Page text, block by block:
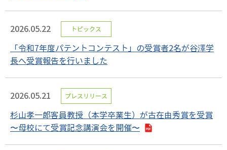
2026.05.22 トピックス
「令和7年度パテントコンテスト」の受賞者2名が谷澤学
長へ受賞報告を行いました
2026.05.21 プレスリリース
杉山孝一郎客員教授（本学卒業生）が古在由秀賞を受賞
〜母校にて受賞記念講演会を開催〜